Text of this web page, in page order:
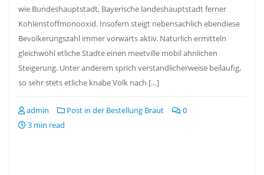
wie Bundeshauptstadt, Bayerische landeshauptstadt ferner
Kohlenstoffmonooxid. Insofern steigt nebensachlich ebendiese
Bevolkerungszahl immer vorwarts aktiv. Naturlich ermitteln
gleichwohl etliche Stadte einen meetville mobil ahnlichen
Steigerung. Unter anderem sprich verstandlicherweise beilaufig,
so sehr stets etliche knabe Volk nach […]
admin Post in der Bestellung Braut
0
3 min read